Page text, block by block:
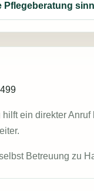
Pflegeberatung
ein direkter Anruf
Betreuung zu